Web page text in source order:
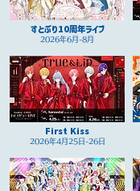
すとぷり10周年ライブ
2026年6月-8月
First Kiss
2026年4月25日-26日